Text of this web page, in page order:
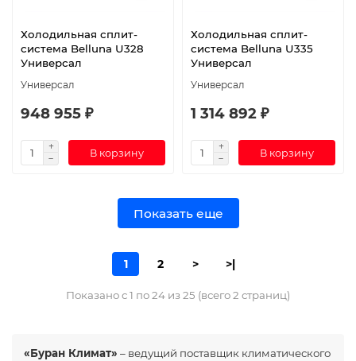
Холодильная сплит-
система Belluna U328
Универсал
Универсал
948 955 ₽
В корзину
Холодильная сплит-
система Belluna U335
Универсал
Универсал
1 314 892 ₽
В корзину
Показать еще
1 2 > >|
Показано с 1 по 24 из 25 (всего 2 страниц)
«Буран Климат» – ведущий поставщик климатического